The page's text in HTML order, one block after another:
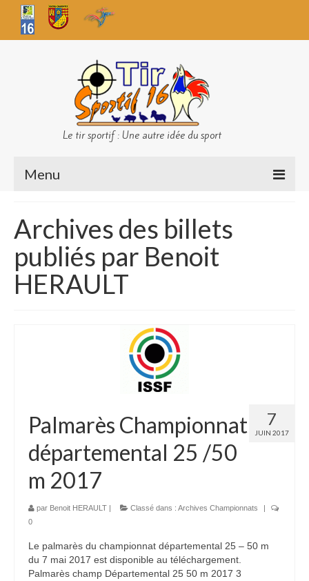
Le tir sportif : Une autre idée du sport
Menu
Sécurité
Challenges TS 16
Bilan des championnats
Archives des billets
publiés par Benoit
HERAULT
7
JUIN 2017
Palmarès Championnat
départemental 25 /50
m 2017
par Benoit HERAULT | Classé dans : Archives Championnats
|
0
Le palmarès du championnat départemental 25 – 50 m
du 7 mai 2017 est disponible au téléchargement.
Palmarès champ Départemental 25 50 m 2017 3